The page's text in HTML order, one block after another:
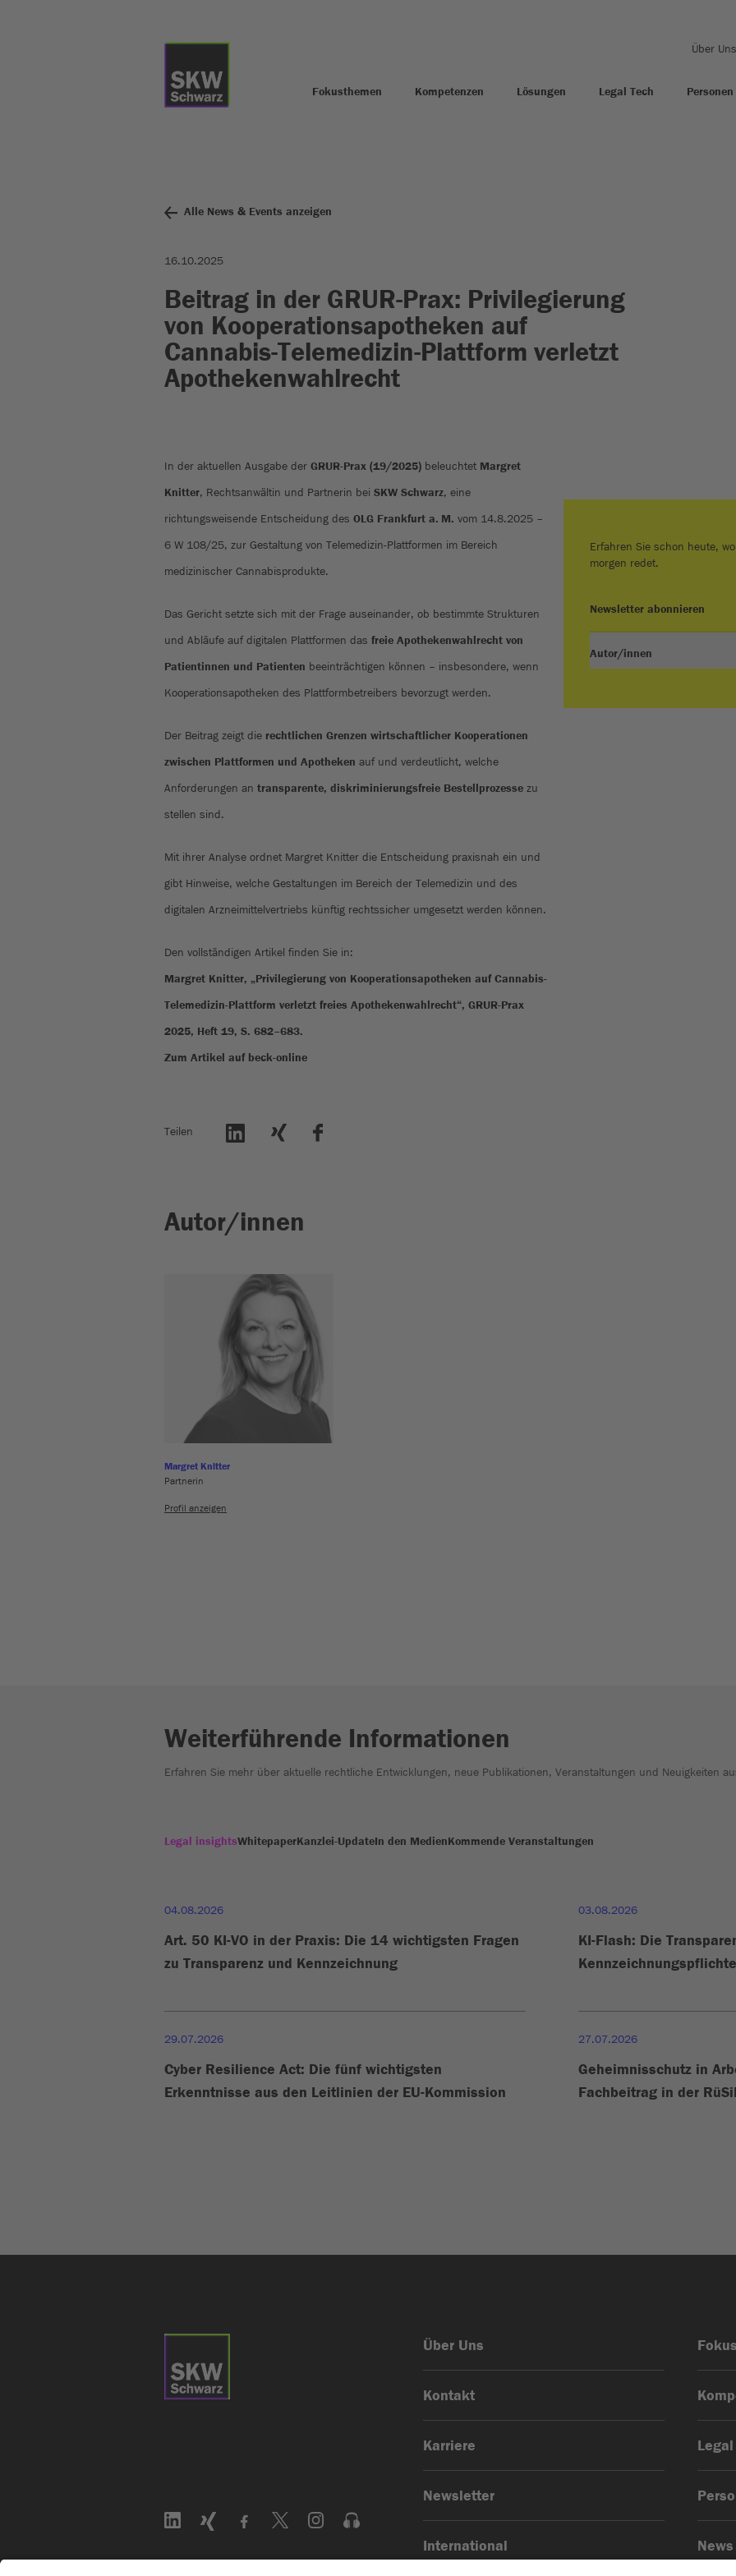
Über Uns
Fokusthemen Kompetenzen Lösungen Legal Tech Personen
Alle News & Events anzeigen
16.10.2025
Beitrag in der GRUR-Prax: Privilegierung
von Kooperationsapotheken auf
Cannabis-Telemedizin-Plattform verletzt
Apothekenwahlrecht
In der aktuellen Ausgabe der GRUR-Prax (19/2025) beleuchtet Margret
Knitter, Rechtsanwältin und Partnerin bei SKW Schwarz, eine
richtungsweisende Entscheidung des OLG Frankfurt a. M. vom 14.8.2025 –
6 W 108/25, zur Gestaltung von Telemedizin-Plattformen im Bereich
medizinischer Cannabisprodukte.
Das Gericht setzte sich mit der Frage auseinander, ob bestimmte Strukturen
und Abläufe auf digitalen Plattformen das freie Apothekenwahlrecht von
Patientinnen und Patienten beeinträchtigen können – insbesondere, wenn
Kooperationsapotheken des Plattformbetreibers bevorzugt werden.
Der Beitrag zeigt die rechtlichen Grenzen wirtschaftlicher Kooperationen
zwischen Plattformen und Apotheken auf und verdeutlicht, welche
Anforderungen an transparente, diskriminierungsfreie Bestellprozesse zu
stellen sind.
Mit ihrer Analyse ordnet Margret Knitter die Entscheidung praxisnah ein und
gibt Hinweise, welche Gestaltungen im Bereich der Telemedizin und des
digitalen Arzneimittelvertriebs künftig rechtssicher umgesetzt werden können.
Den vollständigen Artikel finden Sie in:
Margret Knitter, „Privilegierung von Kooperationsapotheken auf Cannabis-
Telemedizin-Plattform verletzt freies Apothekenwahlrecht“, GRUR-Prax
2025, Heft 19, S. 682–683.
Zum Artikel auf beck-online
Teilen
Erfahren Sie schon heute,
morgen redet.
Newsletter abonnieren
Autor/innen
Autor/innen
Margret Knitter
Partnerin
Profil anzeigen
Weiterführende Informationen
Erfahren Sie mehr über aktuelle rechtliche Entwicklungen, neue Publikationen, Veranstaltungen und Neuigkeiten
Legal insightsWhitepaperKanzlei-UpdateIn den MedienKommende Veranstaltungen
04.08.2026
Art. 50 KI-VO in der Praxis: Die 14 wichtigsten Fragen
zu Transparenz und Kennzeichnung
03.08.2026
KI-Flash: Die
29.07.2026
Cyber Resilience Act: Die fünf wichtigsten
Erkenntnisse aus den Leitlinien der EU-Kommission
27.07.2026
Geheimnisschutz in
Fachbeitrag in der
Über Uns
Kontakt
Karriere
Newsletter
International News